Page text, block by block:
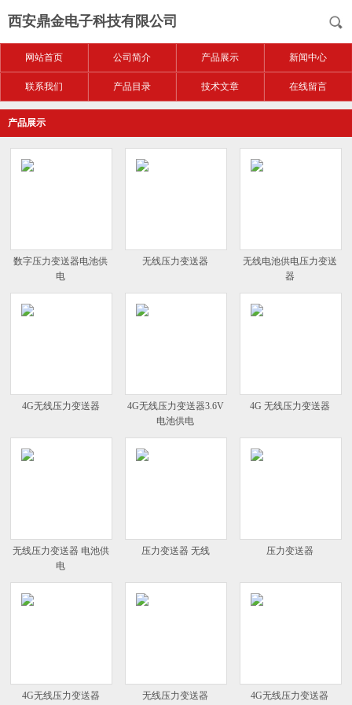
西安鼎金电子科技有限公司
网站首页 公司简介 产品展示 新闻中心
联系我们 产品目录 技术文章 在线留言
产品展示
数字压力变送器电池供
电
无线压力变送器
无线电池供电压力变送
器
4G无线压力变送器
4G无线压力变送器3.6V
电池供电
4G 无线压力变送器
无线压力变送器 电池供
电
压力变送器 无线 压力变送器
4G无线压力变送器 无线压力变送器 4G无线压力变送器